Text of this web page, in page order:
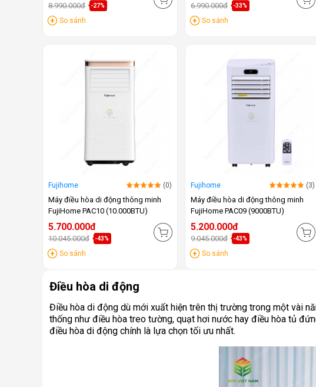
8.990.000đ -27%
So sánh
6.990.000đ -33%
So sánh
Fujihome (0)
Máy điều hòa di động thông minh
FujiHome PAC10 (10.000BTU)
5.700.000đ
10.045.000đ -43%
So sánh
Fujihome (3)
Máy điều hòa di động thông minh
FujiHome PAC09 (9000BTU)
5.200.000đ
9.045.000đ -43%
So sánh
Điều hòa di động
Điều hòa di động dù mới xuất hiện trên thị trường trong một vài
thống như điều hòa treo tường, quạt hơi nước hay điều hòa tủ
điều hòa di động chính là lựa chọn tối ưu nhất.